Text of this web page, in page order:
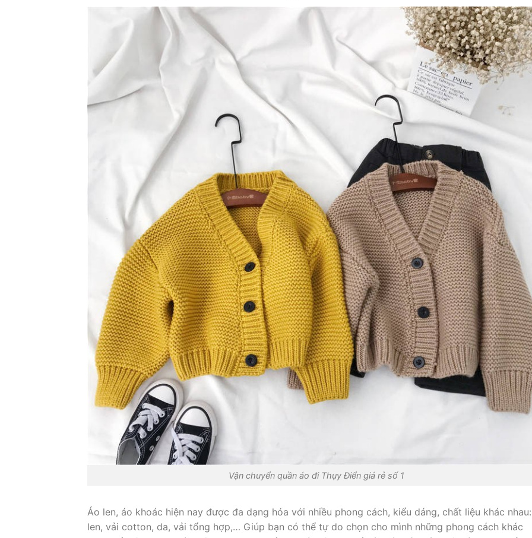
Vận chuyển quần áo đi Thụy Điển giá rẻ số 1
Áo len, áo khoác hiện nay được đa dạng hóa với nhiều phong cách, kiểu dáng, chất liệu khác nhau:
len, vải cotton, da, vải tổng hợp,… Giúp bạn có thể tự do chọn cho mình những phong cách khác